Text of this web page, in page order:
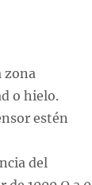
zona
o hielo.
estén
del